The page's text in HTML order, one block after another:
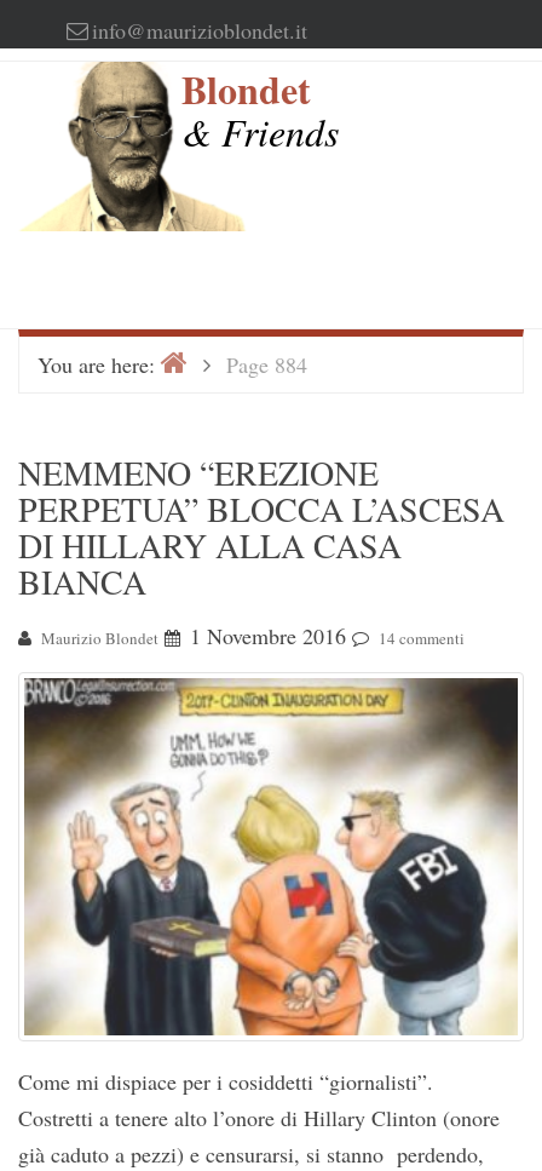
to
info@maurizioblondet.it
Blondet
& Friends
You are here: HomePage 884
NEMMENO “EREZIONE
PERPETUA” BLOCCA L’ASCESA
DI HILLARY ALLA CASA
BIANCA
Maurizio Blondet 1 Novembre 2016 14 commenti
Come mi dispiace per i cosiddetti “giornalisti”.
Costretti a tenere alto l’onore di Hillary Clinton (onore
già caduto a pezzi) e censurarsi, si stanno perdendo,